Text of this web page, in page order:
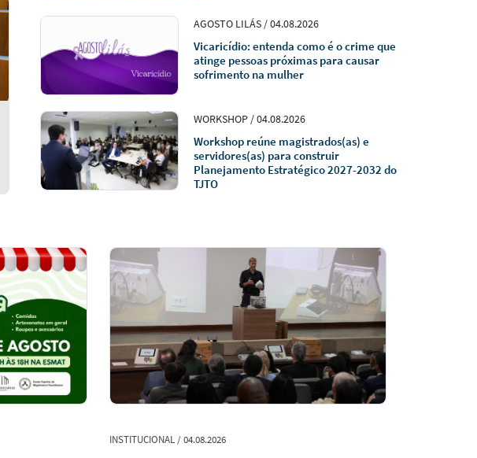
AGOSTO LILÁS / 04.08.2026
Vicaricídio: entenda como é o crime que
atinge pessoas próximas para causar
sofrimento na mulher
WORKSHOP / 04.08.2026
Workshop reúne magistrados(as) e
servidores(as) para construir
Planejamento Estratégico 2027-2032 do
TJTO
INSTITUCIONAL / 04.08.2026